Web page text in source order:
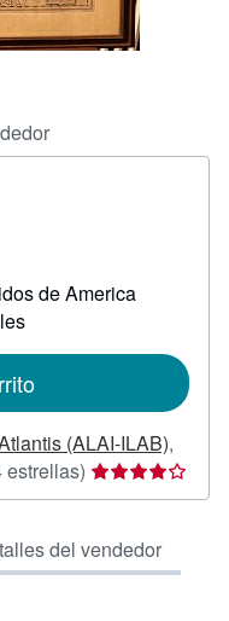
de America
(ALAI-ILAB),
estrellas) Calificación
del
4
de
del vendedor